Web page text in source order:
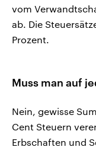
vom
ab. Die
Prozent.
Muss man auf
Nein, gewisse
Cent Steuern
Erbschaften und